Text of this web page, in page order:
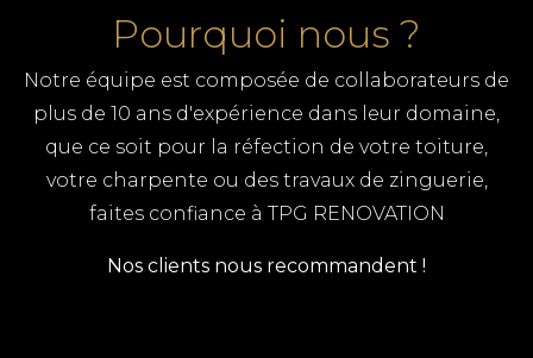
Pourquoi nous ?
Notre équipe est composée de collaborateurs de
plus de 10 ans d'expérience dans leur domaine,
que ce soit pour la réfection de votre toiture,
votre charpente ou des travaux de zinguerie,
faites confiance à TPG RENOVATION
Nos clients nous recommandent !